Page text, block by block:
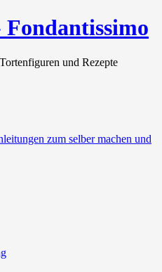
und Rezepte
zum selber machen und